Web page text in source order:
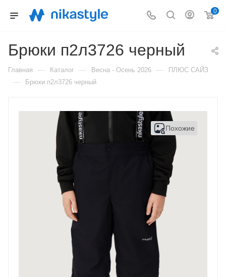
0
Брюки п2л3726 черный
Главная — Каталог — Весна - Осень 2026 — ПЛЮС САЙЗ
— Брюки п2л3726 черный
Похожие